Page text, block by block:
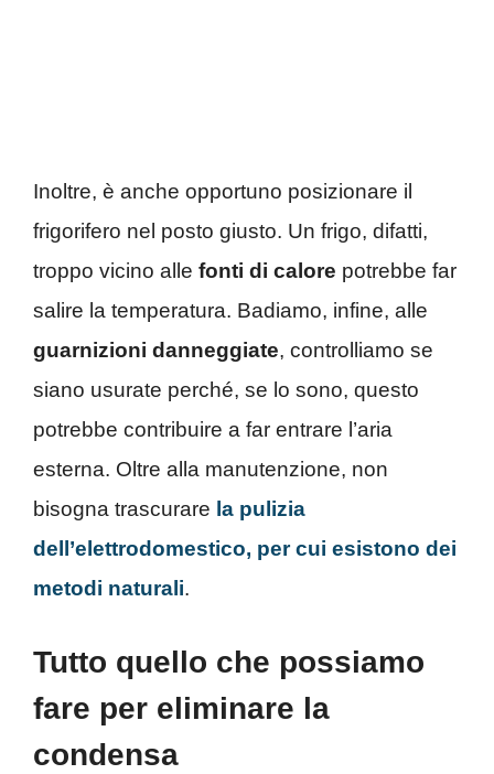
Inoltre, è anche opportuno posizionare il
frigorifero nel posto giusto. Un frigo, difatti,
troppo vicino alle fonti di calore potrebbe far
salire la temperatura. Badiamo, infine, alle
guarnizioni danneggiate, controlliamo se
siano usurate perché, se lo sono, questo
potrebbe contribuire a far entrare l’aria
esterna. Oltre alla manutenzione, non
bisogna trascurare la pulizia
dell’elettrodomestico, per cui esistono dei
metodi naturali.
Tutto quello che possiamo
fare per eliminare la
condensa